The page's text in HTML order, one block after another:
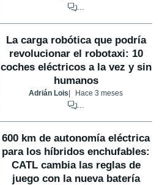
...
La carga robótica que podría
revolucionar el robotaxi: 10
coches eléctricos a la vez y sin
humanos
Adrián Lois Hace 3 meses
...
600 km de autonomía eléctrica
para los híbridos enchufables:
CATL cambia las reglas de
juego con la nueva batería